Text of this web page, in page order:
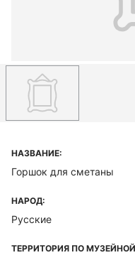
НАЗВАНИЕ:
Горшок для сметаны
НАРОД:
Русские
ТЕРРИТОРИЯ ПО